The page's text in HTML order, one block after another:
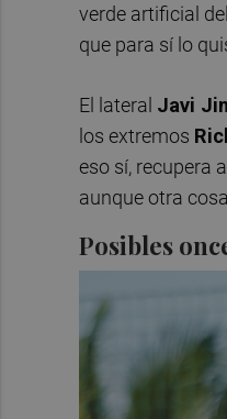
verde artificial del
que para sí lo
El lateral Javi
los extremos
eso sí, recupera
aunque otra
Posibles